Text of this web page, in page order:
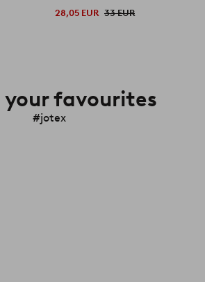
28,05 EUR 33 EUR
your favourites
#jotex